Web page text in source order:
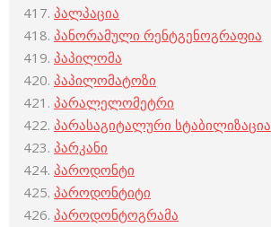
პალპაცია
პანორამული რენტგენოგრაფია
პაპილომა
პაპილომატოზი
პარალელომეტრი
პარასაგიტალური სტაბილიზაცია
პარკანი
პაროდონტი
პაროდონტიტი
პაროდონტოგრამა